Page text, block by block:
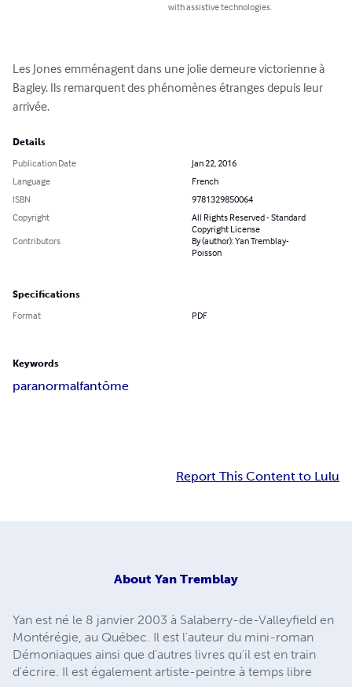
with assistive technologies.
Les Jones emménagent dans une jolie demeure victorienne à
Bagley. Ils remarquent des phénomènes étranges depuis leur
arrivée.
Details
Publication Date
Jan 22, 2016
Language
French
ISBN
9781329850064
Copyright
All Rights Reserved - Standard
Copyright License
Contributors
By (author): Yan Tremblay-
Poisson
Specifications
Format PDF
Keywords
paranormalfantôme
Report This Content to Lulu
About Yan Tremblay
Yan est né le 8 janvier 2003 à Salaberry-de-Valleyfield en
Montérégie, au Québec. Il est l'auteur du mini-roman
Démoniaques ainsi que d'autres livres qu'il est en train
d'écrire. Il est également artiste-peintre à temps libre